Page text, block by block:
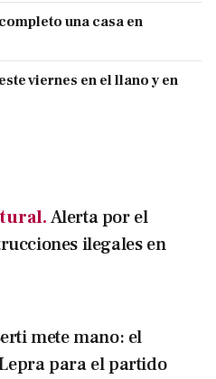
una casa en
viernes en el llano y en
Alerta por el
ilegales en
mete mano: el
para el partido